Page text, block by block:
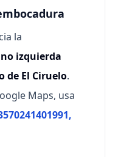
la
izquierda
de El Ciruelo.
Maps, usa